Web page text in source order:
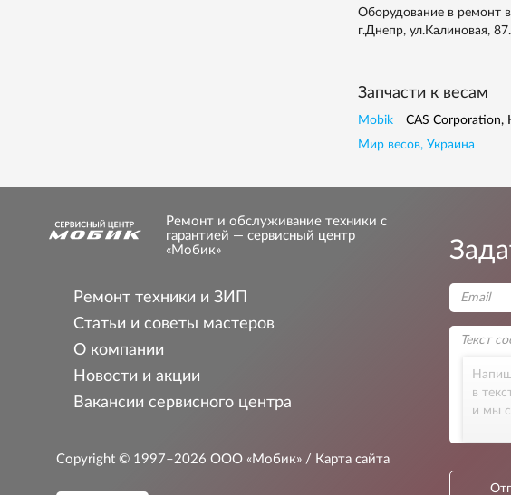
Оборудование в ремонт
г.Днепр, ул.Калиновая,
Запчасти к весам
Mobik CAS
Мир весов, Украина
Ремонт и обслуживание техники с
гарантией — сервисный центр
«Мобик»
Ремонт техники и ЗИП
Статьи и советы мастеров
О компании
Новости и акции
Вакансии сервисного центра
Copyright © 1997–2026 ООО «Мобик» / Карта сайта
в
и мы